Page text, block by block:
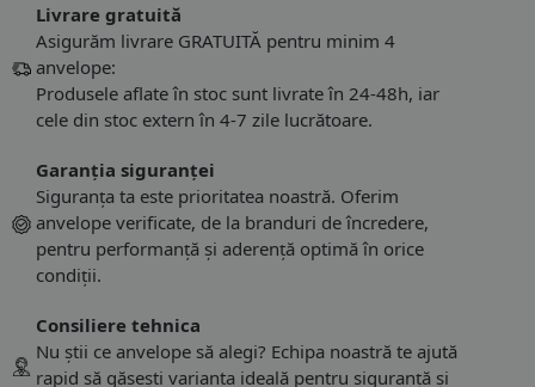
Livrare gratuită
Asigurăm livrare GRATUITĂ pentru minim 4
anvelope:
Produsele aflate în stoc sunt livrate în 24-48h, iar
cele din stoc extern în 4-7 zile lucrătoare.
Garanția siguranței
Siguranța ta este prioritatea noastră. Oferim
anvelope verificate, de la branduri de încredere,
pentru performanță și aderență optimă în orice
condiții.
Consiliere tehnica
Nu știi ce anvelope să alegi? Echipa noastră te ajută
rapid să găsești varianta ideală pentru siguranță și